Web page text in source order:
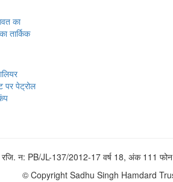
का
तार्किक
पर पेट्रोल
रजि. न: PB/JL-137/2012-17 वर्ष 18, अंक 111
© Copyright Sadhu Singh Hamdard